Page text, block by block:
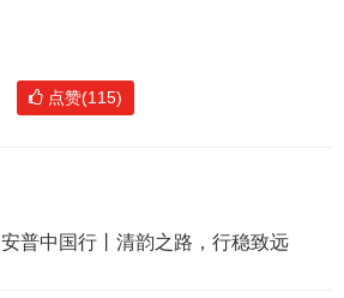
点赞(115)
安普中国行丨清韵之路，行稳致远